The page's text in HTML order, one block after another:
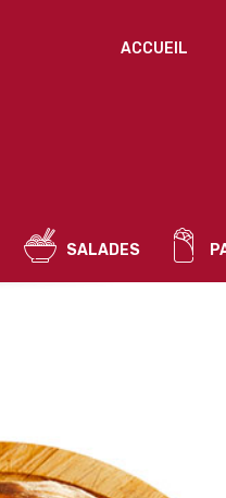
ACCUEIL
Mot de
Un mot de
SALADES